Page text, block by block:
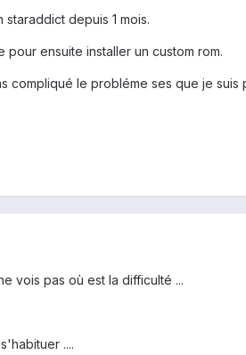
depuis 1 mois.
ensuite installer un custom rom.
le probléme ses que je suis
vois pas où est la difficulté ...
....